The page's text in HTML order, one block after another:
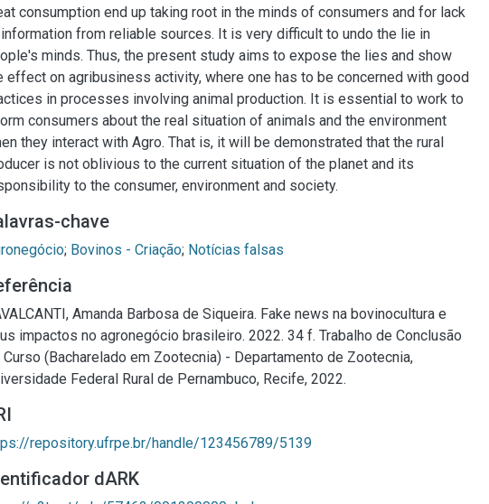
consumption end up taking root in the minds of consumers and for lack
from reliable sources. It is very difficult to undo the lie in
minds. Thus, the present study aims to expose the lies and show
effect on agribusiness activity, where one has to be concerned with good
in processes involving animal production. It is essential to work to
consumers about the real situation of animals and the environment
they interact with Agro. That is, it will be demonstrated that the rural
is not oblivious to the current situation of the planet and its
to the consumer, environment and society.
chave
; Bovinos - Criação; Notícias falsas
Amanda Barbosa de Siqueira. Fake news na bovinocultura e
impactos no agronegócio brasileiro. 2022. 34 f. Trabalho de Conclusão
Curso (Bacharelado em Zootecnia) - Departamento de Zootecnia,
Federal Rural de Pernambuco, Recife, 2022.
repository.ufrpe.br/handle/123456789/5139
dARK